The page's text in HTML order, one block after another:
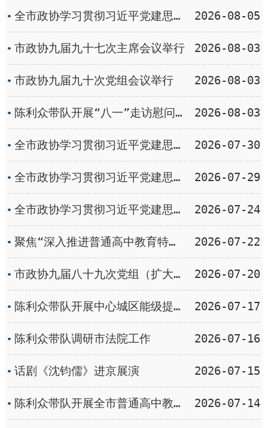
全市政协学习贯彻习近平党建思想专题学习会暨政协工作交流会发言摘编（三） 2026-08-05
市政协九届九十七次主席会议举行 2026-08-03
市政协九届九十次党组会议举行 2026-08-03
陈利众带队开展“八一”走访慰问活动 2026-08-03
全市政协学习贯彻习近平党建思想专题学习会暨政协工作交流会发言摘编（二） 2026-07-30
全市政协学习贯彻习近平党建思想专题学习会暨政协工作交流会发言摘编（一） 2026-07-29
全市政协学习贯彻习近平党建思想专题学习会暨政协工作交流会举行 2026-07-24
聚焦“深入推进普通高中教育特色多样发展 ” 市政协九届九十六次主席会议开展专题协商 2026-07-22
市政协九届八十九次党组（扩大）会议举行 2026-07-20
陈利众带队开展中心城区能级提升工作专题调研 2026-07-17
陈利众带队调研市法院工作 2026-07-16
话剧《沈钧儒》进京展演 2026-07-15
陈利众带队开展全市普通高中教育多样特色发展专题调研 2026-07-14